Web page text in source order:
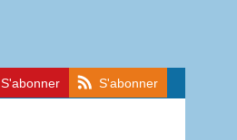
S'abonner S'abonner